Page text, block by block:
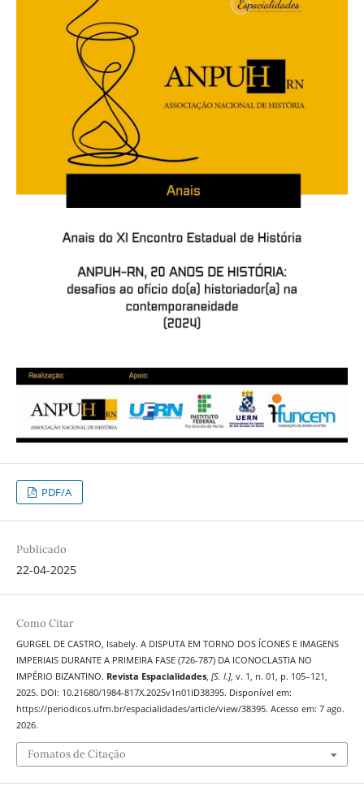
PDF/A
Publicado
22-04-2025
Como Citar
GURGEL DE CASTRO, Isabely. A DISPUTA EM TORNO DOS ÍCONES E IMAGENS
IMPERIAIS DURANTE A PRIMEIRA FASE (726-787) DA ICONOCLASTIA NO
IMPÉRIO BIZANTINO. Revista Espacialidades, [S. l.], v. 1, n. 01, p. 105–121,
2025. DOI: 10.21680/1984-817X.2025v1n01ID38395. Disponível em:
https://periodicos.ufrn.br/espacialidades/article/view/38395. Acesso em: 7 ago.
2026.
Fomatos de Citação